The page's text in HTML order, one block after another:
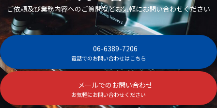
ご依頼及び業務内容へのご質問などお気軽にお問い合わせください
06-6389-7206
電話でのお問い合わせはこちら
メールでのお問い合わせ
お気軽にお問い合わせください